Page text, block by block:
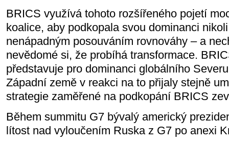
BRICS využívá tohoto rozšířeného pojetí
koalice, aby podkopala svou dominanci
nenápadným posouváním rovnováhy – a
nevědomé si, že probíhá transformace.
představuje pro dominanci globálního
Západní země v reakci na to přijaly stejně
strategie zaměřené na podkopání BRICS
Během summitu G7 bývalý americký
lítost nad vyloučením Ruska z G7 po anexi